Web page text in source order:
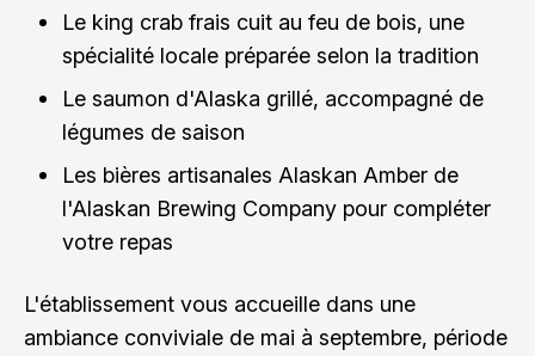
Le king crab frais cuit au feu de bois, une
spécialité locale préparée selon la tradition
Le saumon d'Alaska grillé, accompagné de
légumes de saison
Les bières artisanales Alaskan Amber de
l'Alaskan Brewing Company pour compléter
votre repas
L'établissement vous accueille dans une
ambiance conviviale de mai à septembre, période